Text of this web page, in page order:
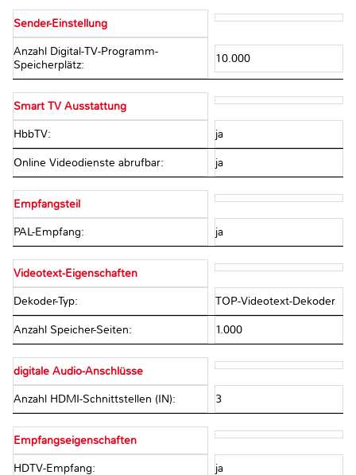
Sender-Einstellung
Anzahl Digital-TV-Programm-
Speicherplätz:
10.000
Smart TV Ausstattung
HbbTV: ja
Online Videodienste abrufbar: ja
Empfangsteil
PAL-Empfang: ja
Videotext-Eigenschaften
Dekoder-Typ: TOP-Videotext-Dekoder
Anzahl Speicher-Seiten: 1.000
digitale Audio-Anschlüsse
Anzahl HDMI-Schnittstellen (IN): 3
Empfangseigenschaften
HDTV-Empfang: ja